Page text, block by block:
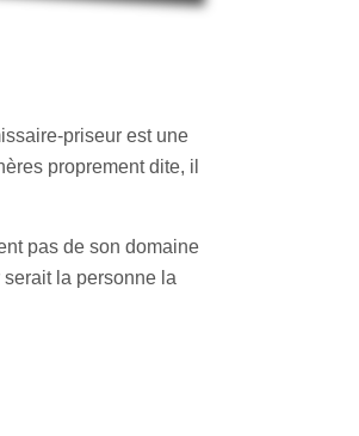
priseur est une
proprement dite, il
pas de son domaine
la personne la